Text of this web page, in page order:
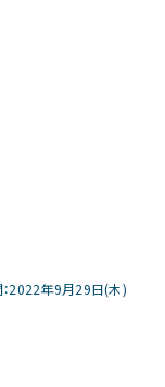
2022年9月29日(木)